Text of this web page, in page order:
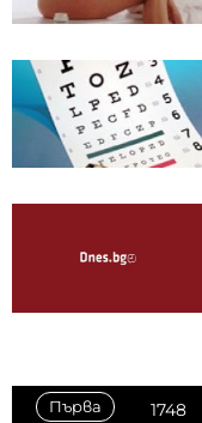
Първа 1748